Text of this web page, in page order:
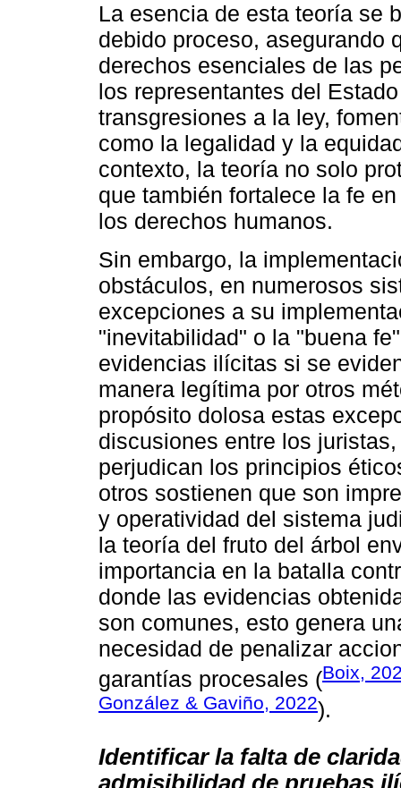
La esencia de esta teoría se
debido proceso, asegurando
derechos esenciales de las
los representantes del
transgresiones a la ley,
como la legalidad y la
contexto, la teoría no solo
que también fortalece la fe
los derechos humanos.
Sin embargo, la
obstáculos, en numerosos
excepciones a su
"inevitabilidad" o la "buena
evidencias ilícitas si se
manera legítima por otros
propósito dolosa estas
discusiones entre los
perjudican los principios
otros sostienen que son
y operatividad del sistema
la teoría del fruto del árbol
importancia en la batalla
donde las evidencias
son comunes, esto genera
necesidad de penalizar
garantías procesales (Boix,
González & Gaviño, 2022).
Identificar la falta de
admisibilidad de pruebas